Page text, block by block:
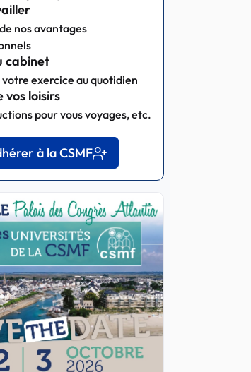
nos avantages
cabinet
exercice au quotidien
loisirs
pour vous voyages, etc.
à la CSMF